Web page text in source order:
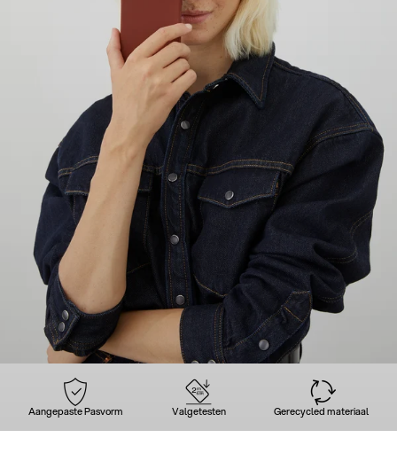
Aangepaste Pasvorm Valgetesten Gerecycled materiaal